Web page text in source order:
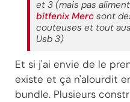
et 3 (mais pas
bitfenix Merc sont
couteuses et tout
Usb 3)
Et si j'ai envie de le
existe et ça n'alourdit
bundle. Plusieurs